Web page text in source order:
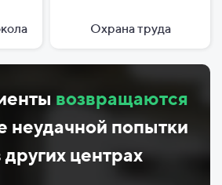
Охрана труда
возвращаются
неудачной попытки
центрах